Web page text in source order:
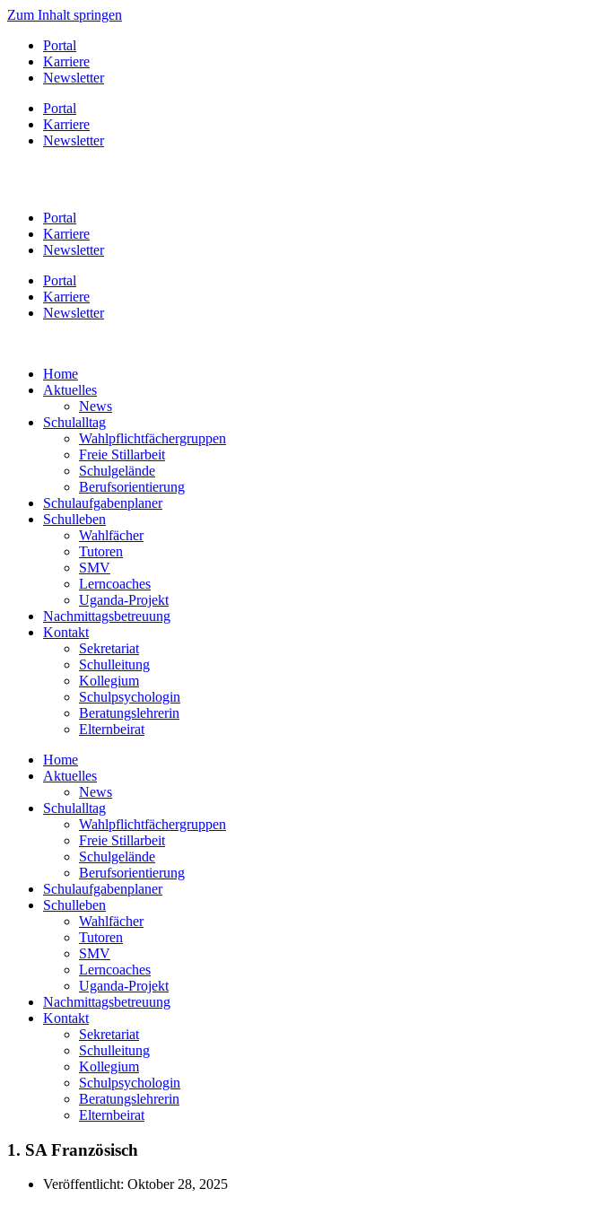
Zum Inhalt springen
Portal
Karriere
Newsletter
Portal
Karriere
Newsletter
Portal
Karriere
Newsletter
Portal
Karriere
Newsletter
Home
Aktuelles
News
Schulalltag
Wahlpflichtfächergruppen
Freie Stillarbeit
Schulgelände
Berufsorientierung
Schulaufgabenplaner
Schulleben
Wahlfächer
Tutoren
SMV
Lerncoaches
Uganda-Projekt
Nachmittagsbetreuung
Kontakt
Sekretariat
Schulleitung
Kollegium
Schulpsychologin
Beratungslehrerin
Elternbeirat
Home
Aktuelles
News
Schulalltag
Wahlpflichtfächergruppen
Freie Stillarbeit
Schulgelände
Berufsorientierung
Schulaufgabenplaner
Schulleben
Wahlfächer
Tutoren
SMV
Lerncoaches
Uganda-Projekt
Nachmittagsbetreuung
Kontakt
Sekretariat
Schulleitung
Kollegium
Schulpsychologin
Beratungslehrerin
Elternbeirat
1. SA Französisch
Veröffentlicht: Oktober 28, 2025